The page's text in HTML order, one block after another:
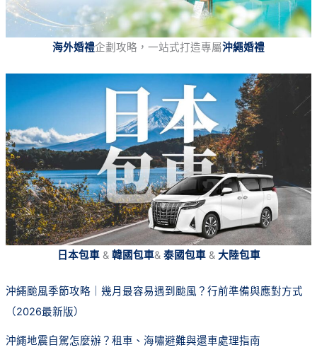
海外婚禮企劃攻略，一站式打造專屬沖繩婚禮
日本包車& 韓國包車& 泰國包車& 大陸包車
沖繩颱風季節攻略｜幾月最容易遇到颱風？行前準備與應對方式
（2026最新版）
沖繩地震自駕怎麼辦？租車、海嘯避難與還車處理指南